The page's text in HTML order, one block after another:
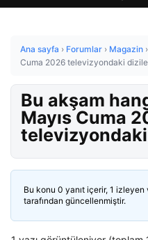
Ana sayfa › Forumlar › Magazin ›
Cuma 2026 televizyondaki
Bu akşam
Mayıs Cuma
Bu konu 0 yanıt içerir, 1 izleyen
tarafından güncellenmiştir.